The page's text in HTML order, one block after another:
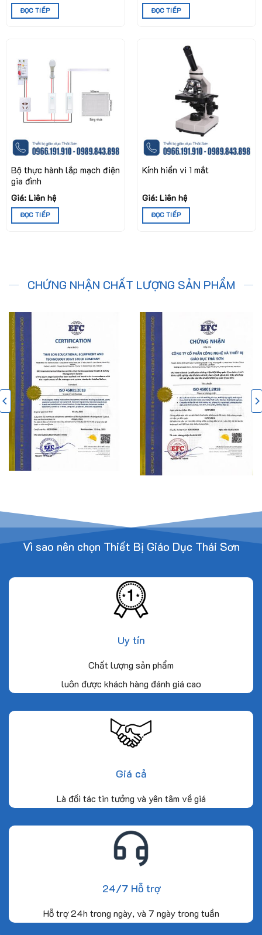
ĐỌC TIẾP ĐỌC TIẾP
Bộ thực hành lắp mạch điện
gia đình
Giá: Liên hệ
ĐỌC TIẾP
Kính hiển vi 1 mắt
Giá: Liên hệ
ĐỌC TIẾP
CHỨNG NHẬN CHẤT LƯỢNG SẢN PHẨM
Vì sao nên chọn Thiết Bị Giáo Dục Thái Sơn
Uy tín
Chất lượng sản phẩm
luôn được khách hàng đánh giá cao
Giá cả
Là đối tác tin tưởng và yên tâm về giá
24/7 Hỗ trợ
Hỗ trợ 24h trong ngày, và 7 ngày trong tuần